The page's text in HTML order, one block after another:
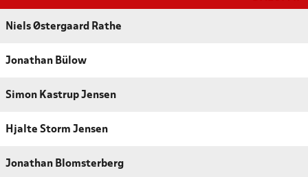
Niels Østergaard Rathe
Jonathan Bülow
Simon Kastrup Jensen
Hjalte Storm Jensen
Jonathan Blomsterberg